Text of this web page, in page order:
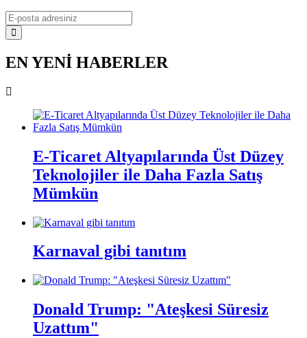
EN YENİ HABERLER
E-Ticaret Altyapılarında Üst Düzey
Teknolojiler ile Daha Fazla Satış
Mümkün
Karnaval gibi tanıtım
Donald Trump: "Ateşkesi Süresiz
Uzattım"